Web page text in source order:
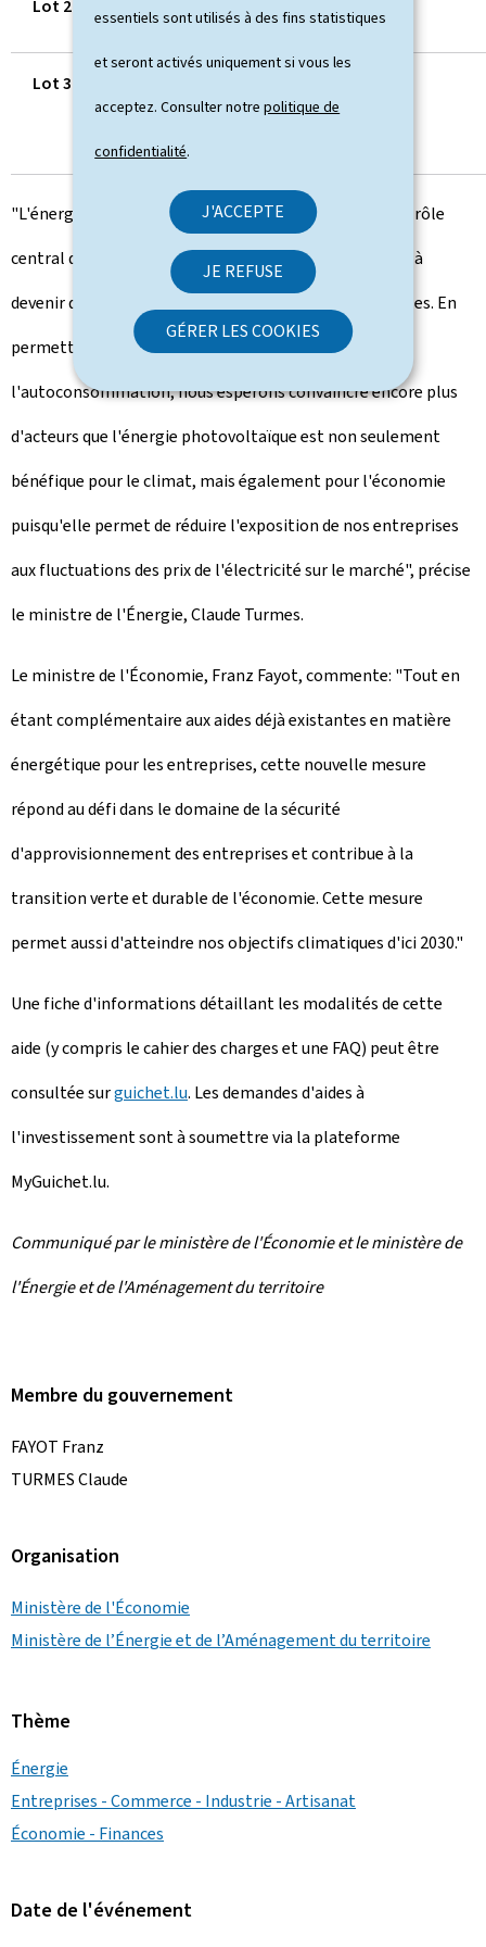
essentiels sont utilisés à des fins statistiques
et seront activés uniquement si vous les
acceptez. Consulter notrepolitique de
confidentialité.
J'ACCEPTE
JE REFUSE
GÉRER LES COOKIES
Lot 2 > 200 et ≤ 500
Lot 3
"L'énergie solaire est une énergie d'avenir: elle joue un rôle
central dans la transition énergétique et va nous aider à
devenir de plus en plus indépendant des énergies fossiles. En
permettant à davantage d'acteurs de bénéficier de
l'autoconsommation, nous espérons convaincre encore plus
d'acteurs que l'énergie photovoltaïque est non seulement
bénéfique pour le climat, mais également pour l'économie
puisqu'elle permet de réduire l'exposition de nos entreprises
aux fluctuations des prix de l'électricité sur le marché", précise
le ministre de l'Énergie, Claude Turmes.
Le ministre de l'Économie, Franz Fayot, commente: "Tout en
étant complémentaire aux aides déjà existantes en matière
énergétique pour les entreprises, cette nouvelle mesure
répond au défi dans le domaine de la sécurité
d'approvisionnement des entreprises et contribue à la
transition verte et durable de l'économie. Cette mesure
permet aussi d'atteindre nos objectifs climatiques d'ici 2030."
Une fiche d'informations détaillant les modalités de cette
aide (y compris le cahier des charges et une FAQ) peut être
consultée surguichet.lu. Les demandes d'aides à
l'investissement sont à soumettre via la plateforme
MyGuichet.lu.
Communiqué par le ministère de l'Économie et le ministère de
l'Énergie et de l'Aménagement du territoire
Membre du gouvernement
FAYOT Franz
TURMES Claude
Organisation
Ministère de l'Économie
Ministère de l’Énergie et de l’Aménagement du territoire
Thème
Énergie
Entreprises - Commerce - Industrie - Artisanat
Économie - Finances
Date de l'événement